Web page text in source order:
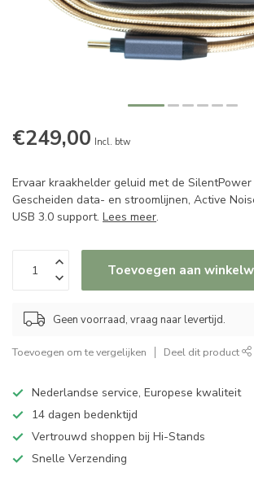
€249,00 Incl. btw
Ervaar kraakhelder geluid met de SilentPower
Gescheiden data- en stroomlijnen, Active
USB 3.0 support. Lees meer.
Toevoegen aan
Geen voorraad, vraag naar levertijd.
Toevoegen om te vergelijken Deel dit product
Nederlandse service, Europese kwaliteit
14 dagen bedenktijd
Vertrouwd shoppen bij Hi-Stands
Snelle Verzending